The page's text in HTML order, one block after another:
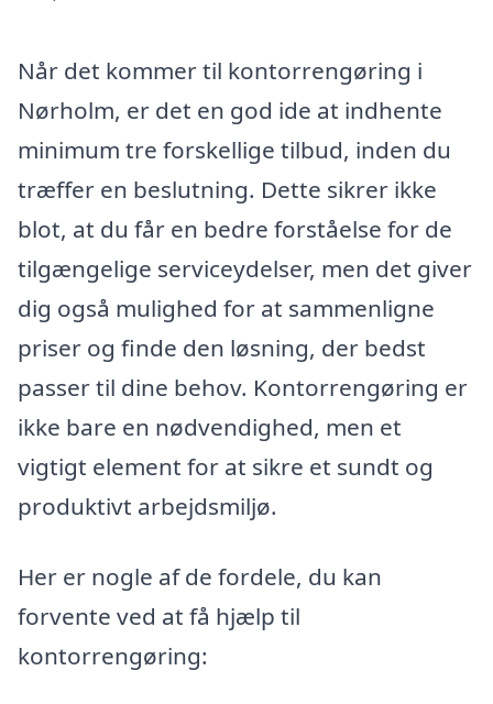
Når det kommer til kontorrengøring i
Nørholm, er det en god ide at indhente
minimum tre forskellige tilbud, inden du
træffer en beslutning. Dette sikrer ikke
blot, at du får en bedre forståelse for de
tilgængelige serviceydelser, men det giver
dig også mulighed for at sammenligne
priser og finde den løsning, der bedst
passer til dine behov. Kontorrengøring er
ikke bare en nødvendighed, men et
vigtigt element for at sikre et sundt og
produktivt arbejdsmiljø.
Her er nogle af de fordele, du kan
forvente ved at få hjælp til
kontorrengøring: